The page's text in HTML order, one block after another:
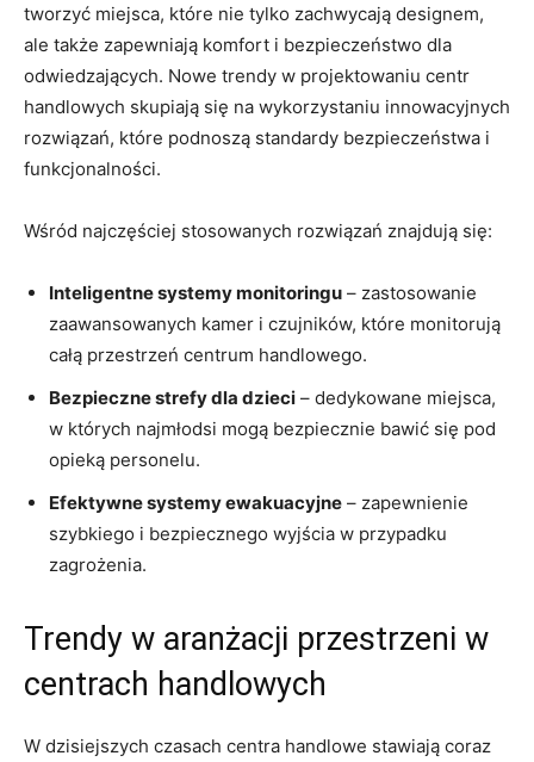
tworzyć miejsca, które nie tylko zachwycają designem,
ale także zapewniają⁣ komfort i bezpieczeństwo dla
odwiedzających. Nowe trendy w projektowaniu centr
handlowych skupiają się na wykorzystaniu innowacyjnych
⁢rozwiązań, które‍ podnoszą standardy bezpieczeństwa i⁢
funkcjonalności.
Wśród najczęściej stosowanych rozwiązań znajdują się:
Inteligentne systemy monitoringu – zastosowanie
zaawansowanych ‍kamer i czujników, które monitorują
całą przestrzeń centrum ⁤handlowego.
Bezpieczne strefy dla dzieci – dedykowane miejsca,
w ⁣których najmłodsi mogą bezpiecznie bawić się pod
opieką personelu.
Efektywne systemy ewakuacyjne – ⁣zapewnienie
szybkiego i bezpiecznego wyjścia w przypadku
zagrożenia.
Trendy⁤ w aranżacji przestrzeni w
centrach handlowych
W dzisiejszych czasach centra handlowe stawiają coraz